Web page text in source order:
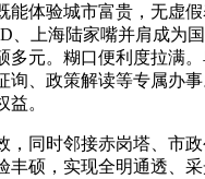
能体验城市富贵，无虚
、上海陆家嘴并肩成为
多元。糊口便利度拉满。
询、政策解读等专属办
益。
同时邻接赤岗塔、市政
丰硕，实现全明通透、